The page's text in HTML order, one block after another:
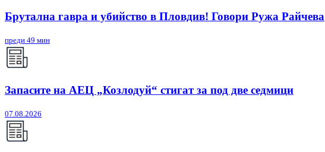
Брутална гавра и убийство в Пловдив! Говори Ружа Райчева
преди 49 мин
Запасите на АЕЦ „Козлодуй“ стигат за под две седмици
07.08.2026